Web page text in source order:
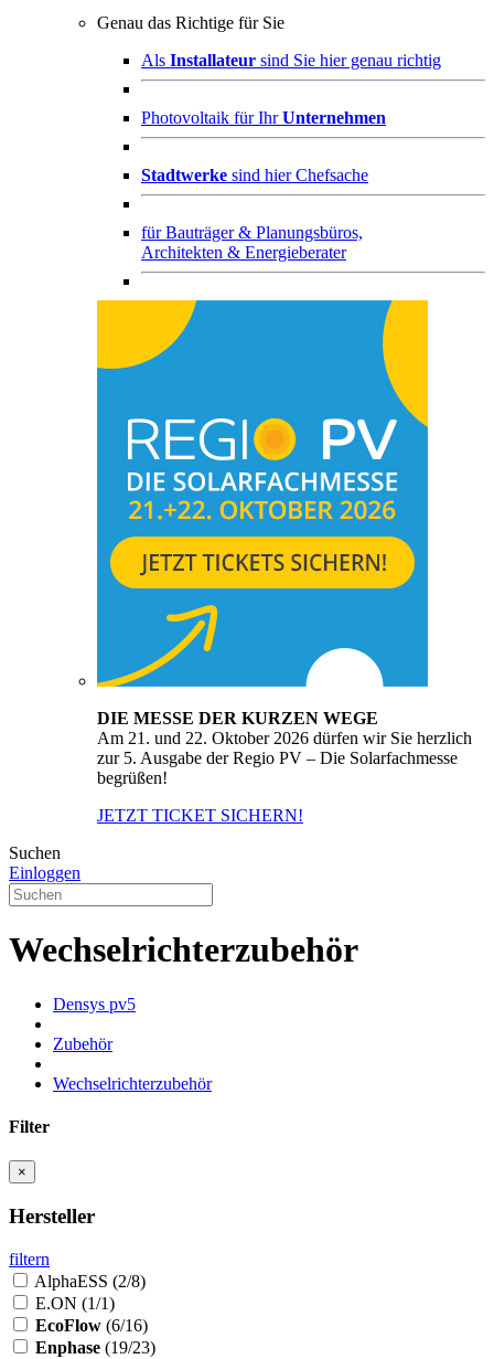
Genau das Richtige für Sie
Als Installateur sind Sie hier genau richtig
Photovoltaik für IhrUnternehmen
Stadtwerke sind hier Chefsache
fürBauträger & Planungsbüros,
Architekten & Energieberater
DIE MESSE DER KURZEN WEGE
Am 21. und 22. Oktober 2026 dürfen wir Sie herzlich
zur 5. Ausgabe der Regio PV – Die Solarfachmesse
begrüßen!
JETZT TICKET SICHERN!
Suchen
Einloggen
Wechselrichterzubehör
Densys pv5
Zubehör
Wechselrichterzubehör
Filter
×
Hersteller
filtern
AlphaESS (2/8)
E.ON (1/1)
EcoFlow (6/16)
Enphase (19/23)